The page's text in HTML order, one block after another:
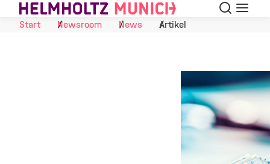
Skip to Content Suche
Start
Newsroom News Artikel